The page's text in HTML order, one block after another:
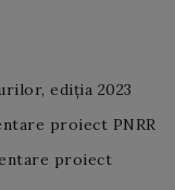
ediția 2023
proiect PNRR
proiect